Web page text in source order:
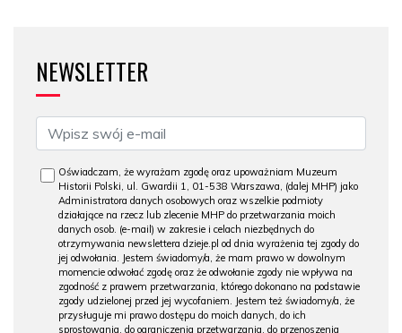
NEWSLETTER
Oświadczam, że wyrażam zgodę oraz upoważniam Muzeum
Historii Polski, ul. Gwardii 1, 01-538 Warszawa, (dalej MHP) jako
Administratora danych osobowych oraz wszelkie podmioty
działające na rzecz lub zlecenie MHP do przetwarzania moich
danych osob. (e-mail) w zakresie i celach niezbędnych do
otrzymywania newslettera dzieje.pl od dnia wyrażenia tej zgody do
jej odwołania. Jestem świadomy/a, że mam prawo w dowolnym
momencie odwołać zgodę oraz że odwołanie zgody nie wpływa na
zgodność z prawem przetwarzania, którego dokonano na podstawie
zgody udzielonej przed jej wycofaniem. Jestem też świadomy/a, że
przysługuje mi prawo dostępu do moich danych, do ich
sprostowania, do ograniczenia przetwarzania, do przenoszenia